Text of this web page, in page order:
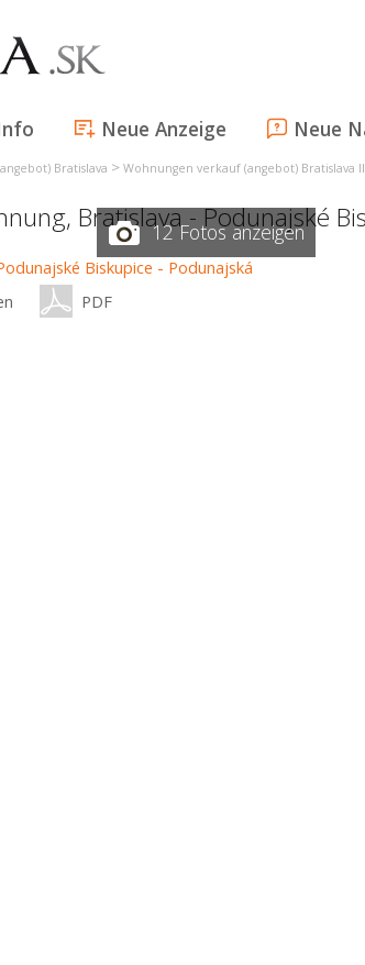
Neue Anzeige Neue
Bratislava > Wohnungen verkauf (angebot) Bratislava II
Bratislava - Podunajské
12 Fotos anzeigen
PDF